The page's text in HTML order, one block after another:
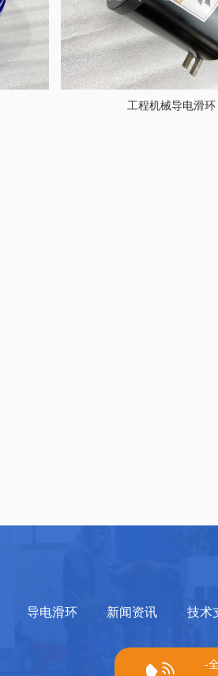
工程机械导电滑环
导电滑环 新闻资讯 技术
-